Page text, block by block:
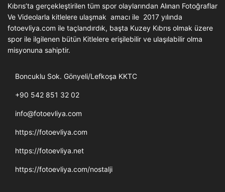
Kıbrıs’ta gerçekleştirilen tüm spor olaylarından Alınan Fotoğraflar
Ve Videolarla kitlelere ulaşmak amacı ile 2017 yılında
fotoevliya.com ile taçlandırdık, başta Kuzey Kıbrıs olmak üzere
spor ile ilgilenen bütün Kitlelere erişilebilir ve ulaşılabilir olma
misyonuna sahiptir.
Boncuklu Sok. Gönyeli/Lefkoşa KKTC
+90 542 851 32 02
info@fotoevliya.com
https://fotoevliya.com
https://fotoevliya.net
https://fotoevliya.com/nostalji